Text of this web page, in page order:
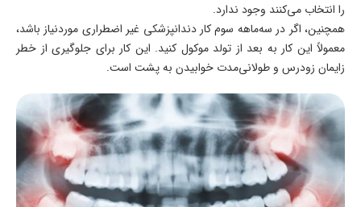
را انتخاب می‌کنند وجود ندارد.
همچنین، اگر در سه‌ماهه سوم کار دندانپزشکی غیر اضطراری موردنیاز باشد،
معمولاً این کار به بعد از تولد موکول کنید. این کار برای جلوگیری از خطر
زایمان زودرس و طولانی‌مدت خوابیدن به پشت است.